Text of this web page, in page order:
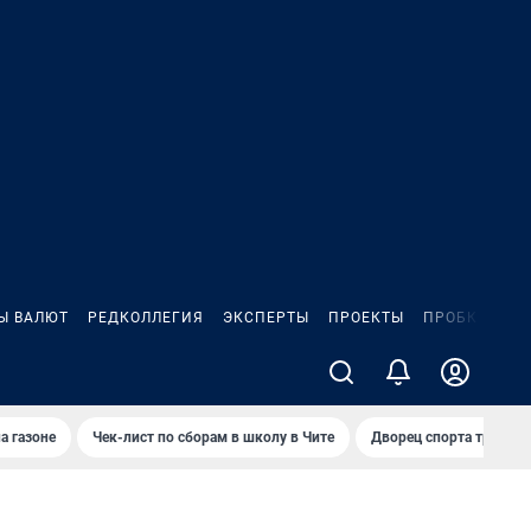
ВАЛЮТ РЕДКОЛЛЕГИЯ ЭКСПЕРТЫ ПРОЕКТЫ ПРОБКИ
газоне Чек-лист по сборам в школу в Чите Дворец спорта